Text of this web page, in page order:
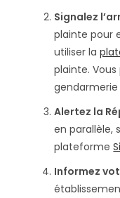
Signalez
plainte pour
utiliser la
plainte.
Alertez la
en parallèle,
plateforme
Informez